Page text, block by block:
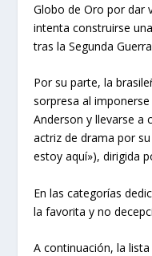
Globo de Oro por dar
intenta construirse
tras la Segunda
Por su parte, la
sorpresa al
Anderson y llevarse a
actriz de drama por
estoy aquí»), dirigida
En las categorías
la favorita y no
A continuación, la